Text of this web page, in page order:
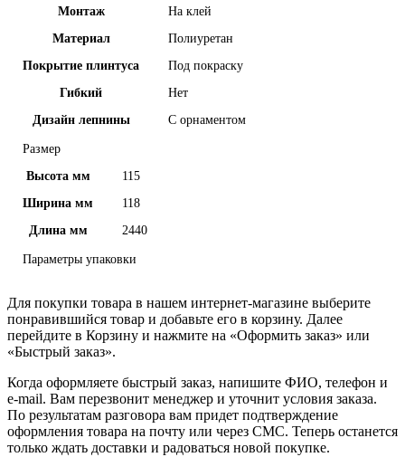
Монтаж
На клей
Материал
Полиуретан
Покрытие плинтуса
Под покраску
Гибкий
Нет
Дизайн лепнины
С орнаментом
Размер
Высота мм
115
Ширина мм
118
Длина мм
2440
Параметры упаковки
Для покупки товара в нашем интернет-магазине выберите
понравившийся товар и добавьте его в корзину. Далее
перейдите в Корзину и нажмите на «Оформить заказ» или
«Быстрый заказ».
Когда оформляете быстрый заказ, напишите ФИО, телефон и
e-mail. Вам перезвонит менеджер и уточнит условия заказа.
По результатам разговора вам придет подтверждение
оформления товара на почту или через СМС. Теперь останется
только ждать доставки и радоваться новой покупке.